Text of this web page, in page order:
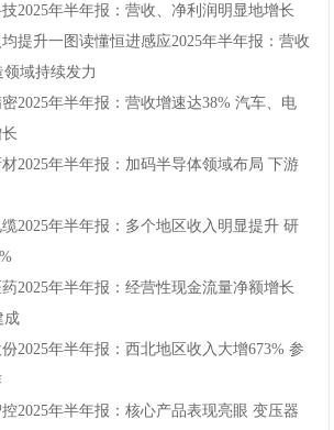
年半年报：营收、净利润明显地增长
提升一图读懂恒进感应2025年半年报：营收
域持续发力
年半年报：营收增速达38%汽车、电
年半年报：加码半导体领域布局下游
年半年报：多个地区收入明显提升研
年半年报：经营性现金流量净额增长
成
年半年报：西北地区收入大增673%参
年半年报：核心产品表现亮眼变压器